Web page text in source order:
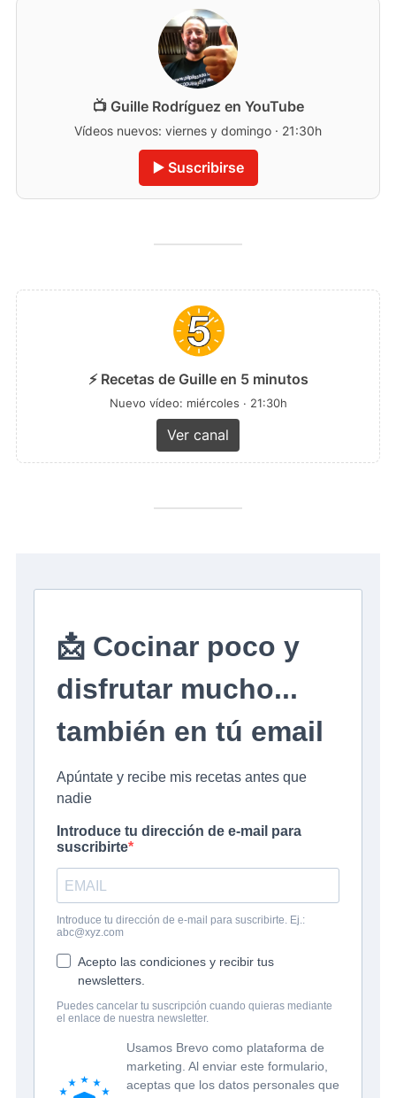
📺 Guille Rodríguez en YouTube
Vídeos nuevos: viernes y domingo · 21:30h
▶️ Suscribirse
⚡ Recetas de Guille en 5 minutos
Nuevo vídeo: miércoles · 21:30h
Ver canal